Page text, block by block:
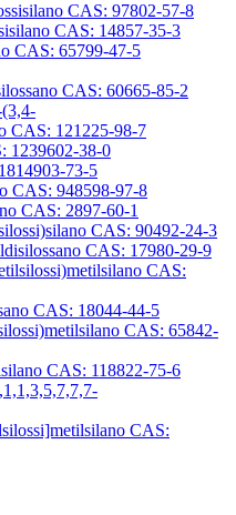
CAS: 97802-57-8
CAS: 14857-35-3
CAS: 65799-47-5
CAS: 60665-85-2
CAS: 121225-98-7
1239602-38-0
73-5
CAS: 948598-97-8
CAS: 2897-60-1
CAS: 90492-24-3
CAS: 17980-29-9
CAS:
CAS: 18044-44-5
CAS: 65842-
CAS: 118822-75-6
CAS: